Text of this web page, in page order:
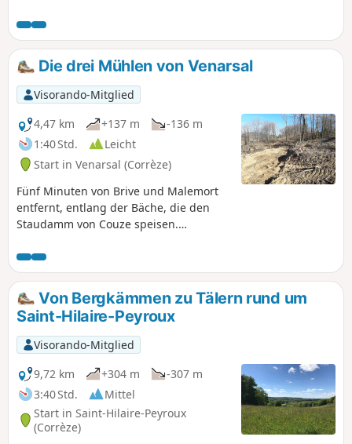
und ist weiß markiert.
Die drei Mühlen von Venarsal
Visorando-Mitglied
4,47 km
+137 m
-136 m
1:40 Std.
Leicht
Start in Venarsal (Corrèze)
Fünf Minuten von Brive und Malemort
entfernt, entlang der Bäche, die den
Staudamm von Couze speisen.
einziger Nachteil eine etwas steile
Steigung auf einer asphaltierten Straße
ist. Man kommt an drei alten Mühlen
vorbei, die heute nicht mehr in Betrieb
sind, aber das Leben von einst
widerspiegeln. ACHTUNG: Abgeholzte
Fläche zwischen den Punkten 3 und 4,
bei Regenwetter unpassierbar.
Von Bergkämmen zu Tälern rund um
Saint-Hilaire-Peyroux
Visorando-Mitglied
9,72 km
+304 m
-307 m
3:40 Std.
Mittel
Start in Saint-Hilaire-Peyroux
(Corrèze)